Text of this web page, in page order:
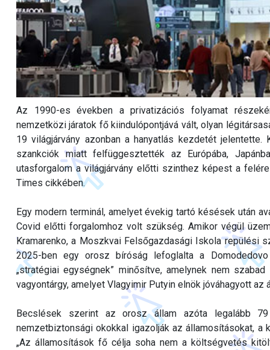
Az 1990-es években a privatizációs folyamat
nemzetközi járatok fő kiindulópontjává vált, olyan
19 világjárvány azonban a hanyatlás kezdetét
szankciók miatt felfüggesztették az Európába,
utasforgalom a világjárvány előtti szinthez képest a
Times cikkében.
Egy modern terminál, amelyet évekig tartó késések után
Covid előtti forgalomhoz volt szükség. Amikor végül
Kramarenko, a Moszkvai Felsőgazdasági Iskola repülési
2025-ben egy orosz bíróság lefoglalta a
„stratégiai egységnek” minősítve, amelynek nem
vagyontárgy, amelyet Vlagyimir Putyin elnök jóváhagyott
Becslések szerint az orosz állam azóta legalább
nemzetbiztonsági okokkal igazolják az államosításokat,
„Az államosítások fő célja soha nem a költségvetés